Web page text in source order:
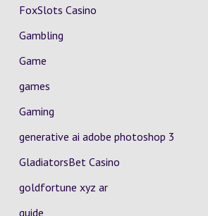
FoxSlots Casino
Gambling
Game
games
Gaming
generative ai adobe photoshop 3
GladiatorsBet Casino
goldfortune xyz ar
guide